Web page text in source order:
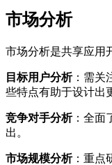
市场分析
市场分析是共享应用
目标用户分析：需关
些特点有助于设计出
竞争对手分析：全面
出。
市场规模分析：重点